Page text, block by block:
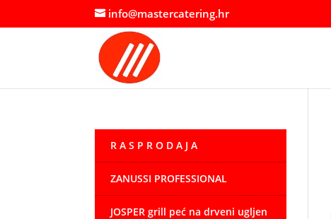
info@mastercatering.hr
R A S P R O D A J A
ZANUSSI PROFESSIONAL
JOSPER grill peć na drveni ugljen